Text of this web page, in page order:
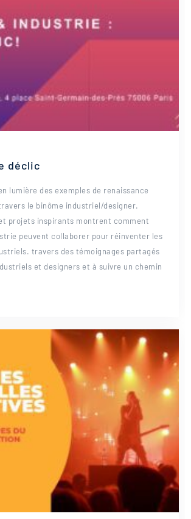
déclic
lumière des exemples de renaissance
le binôme industriel/designer.
projets inspirants montrent comment
peuvent collaborer pour réinventer les
travers des témoignages partagés
et designers et à suivre un chemin